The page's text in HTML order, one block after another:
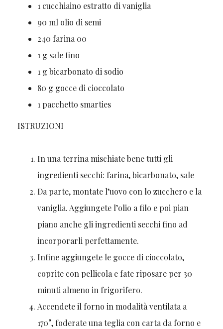
1 cucchiaino estratto di vaniglia
90 ml olio di semi
240 farina 00
1 g sale fino
1 g bicarbonato di sodio
80 g gocce di cioccolato
1 pacchetto smarties
ISTRUZIONI
In una terrina mischiate bene tutti gli
ingredienti secchi: farina, bicarbonato, sale
Da parte, montate l’uovo con lo zucchero e la
vaniglia. Aggiungete l’olio a filo e poi pian
piano anche gli ingredienti secchi fino ad
incorporarli perfettamente.
Infine aggiungete le gocce di cioccolato,
coprite con pellicola e fate riposare per 30
minuti almeno in frigorifero.
Accendete il forno in modalità ventilata a
170°, foderate una teglia con carta da forno e